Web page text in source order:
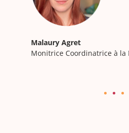
permet d'animer le
personnes accueillies... »
LIRE
Malaury Agret
Monitrice Coordinatrice à la